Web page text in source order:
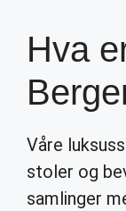
Hva
Våre
stoler og
samlinger